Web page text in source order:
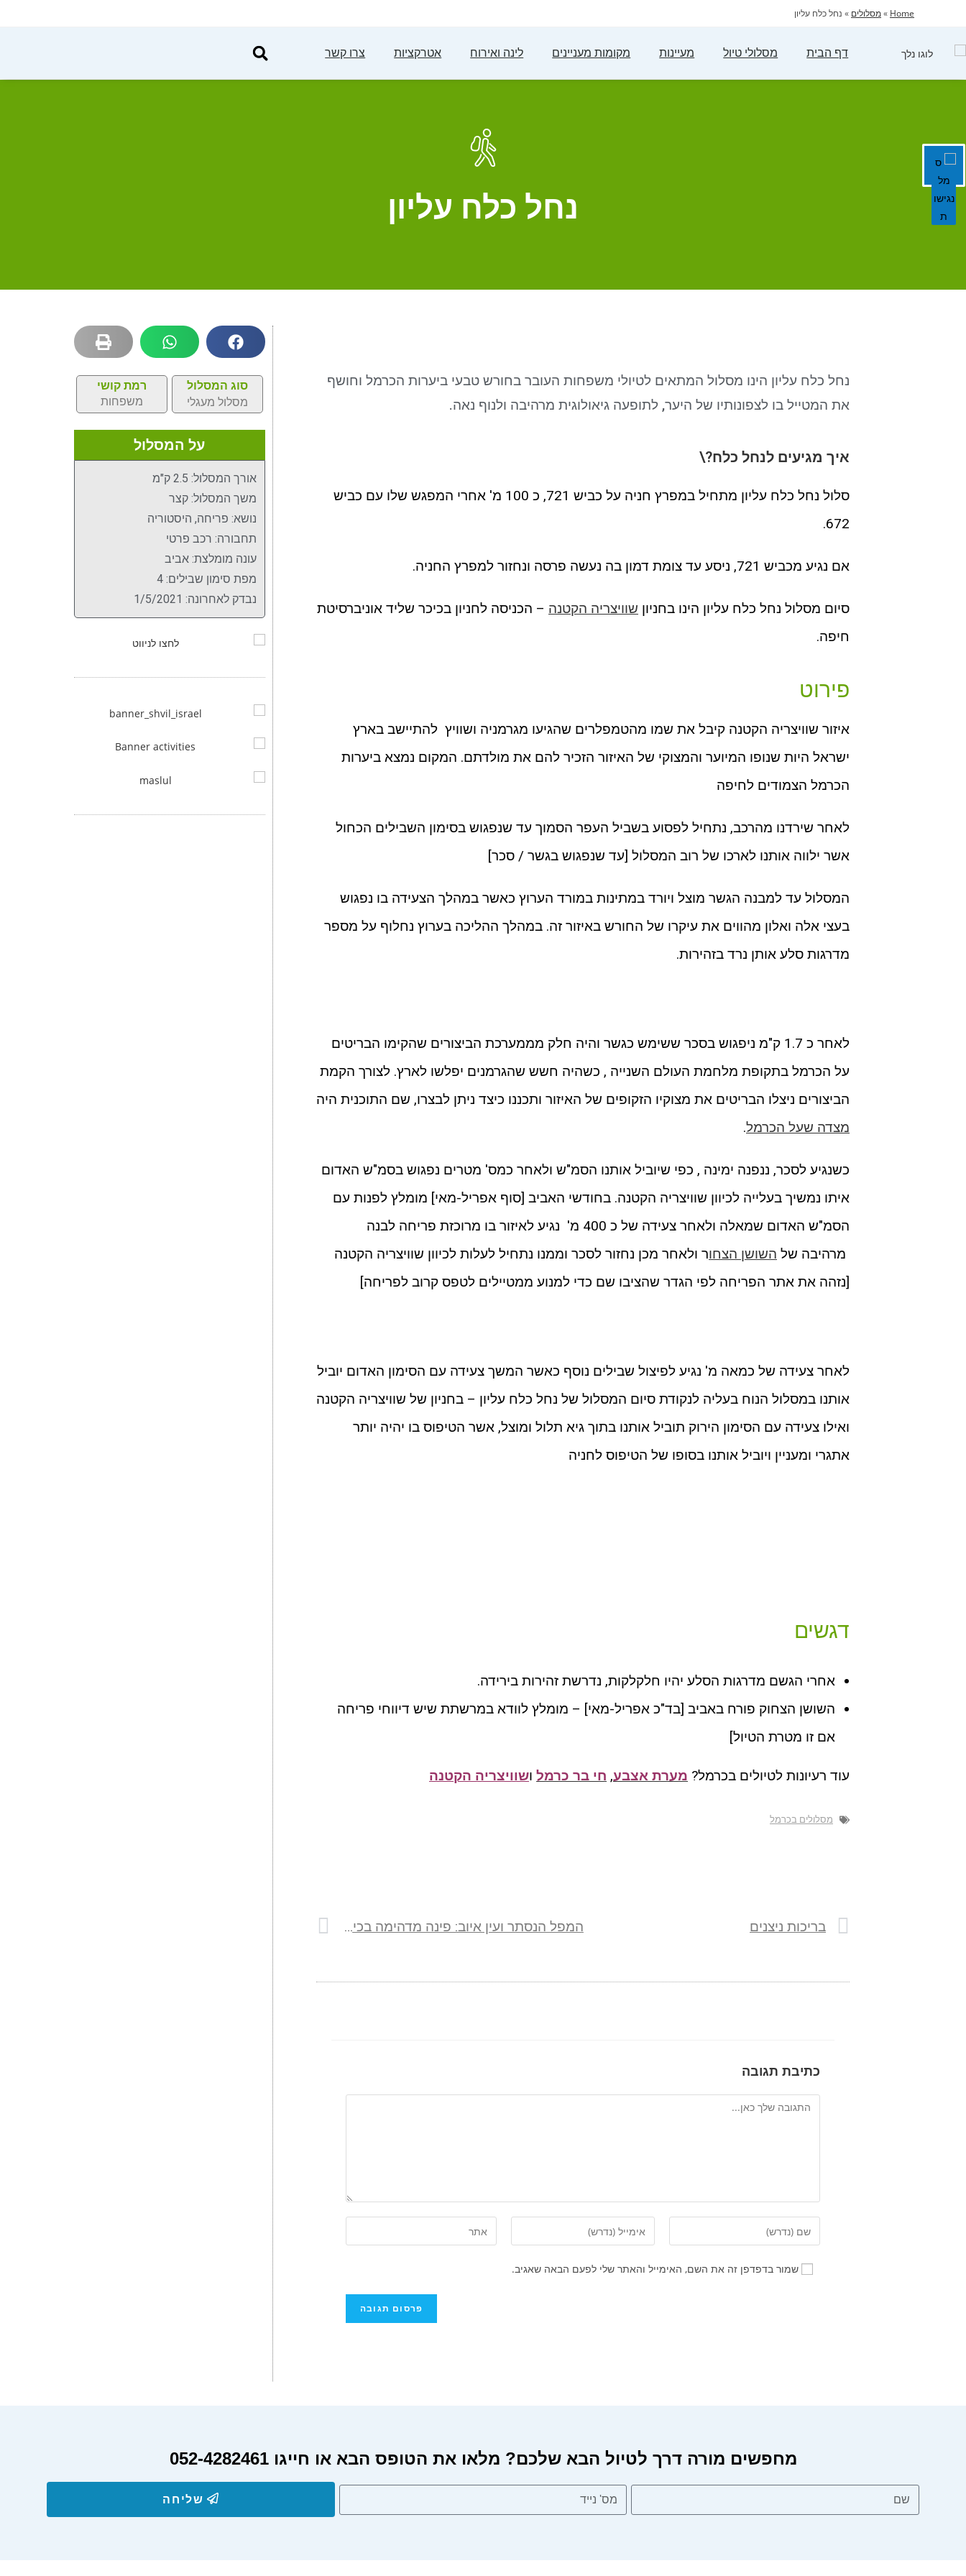
Home
»מסלולים » נחל כלח עליון
דף הבית מסלולי טיול מעיינות מקומות מעניינים לינה ואירוח אטרקציות צרו קשר
נחל כלח עליון
נחל כלח עליון הינו מסלול המתאים לטיולי משפחות העובר בחורש טבעי ביערות הכרמל וחושף
את המטייל בו לצפונותיו של היער, לתופעה גיאולוגית מרהיבה ולנוף נאה.
איך מגיעים לנחל כלח?\
סלול נחל כלח עליון מתחיל במפרץ חניה על כביש 721, כ 100 מ' אחרי המפגש שלו עם כביש
672.
אם נגיע מכביש 721, ניסע עד צומת דמון בה נעשה פרסה ונחזור למפרץ החניה.
סיום מסלול נחל כלח עליון הינו בחניון שוויצריה הקטנה – הכניסה לחניון בכיכר שליד אוניברסיטת
חיפה.
פירוט
איזור שוויצריה הקטנה קיבל את שמו מהטמפלרים שהגיעו מגרמניה ושוויץ להתיישב בארץ
ישראל היות שנופו המיוער והמצוקי של האיזור הזכיר להם את מולדתם. המקום נמצא ביערות
הכרמל הצמודים לחיפה
לאחר שירדנו מהרכב, נתחיל לפסוע בשביל העפר הסמוך עד שנפגוש בסימון השבילים הכחול
אשר ילווה אותנו לארכו של רוב המסלול [עד שנפגוש בגשר / סכר]
המסלול עד למבנה הגשר מוצל ויורד במתינות במורד הערוץ כאשר במהלך הצעידה בו נפגוש
בעצי אלה ואלון מהווים את עיקרו של החורש באיזור זה. במהלך ההליכה בערוץ נחלוף על מספר
מדרגות סלע אותן נרד בזהירות.
לאחר כ 1.7 ק"מ ניפגוש בסכר ששימש כגשר והיה חלק מממערכת הביצורים שהקימו הבריטים
על הכרמל בתקופת מלחמת העולם השנייה , כשהיה חשש שהגרמנים יפלשו לארץ. לצורך הקמת
הביצורים ניצלו הבריטים את מצוקיו הזקופים של האיזור ותכננו כיצד ניתן לבצרו, שם התוכנית היה
מצדה שעל הכרמל.
כשנגיע לסכר, ננפנה ימינה , כפי שיוביל אותנו הסמ"ש ולאחר כמס' מטרים נפגוש בסמ"ש האדום
איתו נמשיך בעלייה לכיוון שוויצריה הקטנה. בחודשי האביב [סוף אפריל-מאי] מומלץ לפנות עם
הסמ"ש האדום שמאלה ולאחר צעידה של כ 400 מ' נגיע לאיזור בו מרוכזת פריחה לבנה
מרהיבה של השושן הצחור ולאחר מכן נחזור לסכר וממנו נתחיל לעלות לכיוון שוויצריה הקטנה
[נזהה את אתר הפריחה לפי הגדר שהציבו שם כדי למנוע ממטיילים לטפס קרוב לפריחה]
לאחר צעידה של כמאה מ' נגיע לפיצול שבילים נוסף כאשר המשך צעידה עם הסימון האדום יוביל
אותנו במסלול הנוח בעליה לנקודת סיום המסלול של נחל כלח עליון – בחניון של שוויצריה הקטנה
ואילו צעידה עם הסימון הירוק תוביל אותנו בתוך גיא תלול ומוצל, אשר הטיפוס בו יהיה יותר
אתגרי ומעניין ויוביל אותנו בסופו של הטיפוס לחניה
דגשים
אחרי הגשם מדרגות הסלע יהיו חלקלקות, נדרשת זהירות בירידה.
השושן הצחוק פורח באביב [בד"כ אפריל-מאי] – מומלץ לוודא במרשתת שיש דיווחי פריחה
אם זו מטרת הטיול]
עוד רעיונות לטיולים בכרמל? מערת אצבע, חי בר כרמל ושוויצריה הקטנה
מסלולים בכרמל
בריכות ניצנים המפל הנסתר ועין איוב: פינה מדהימה בכינרת
כתיבת תגובה
שמור בדפדפן זה את השם, האימייל והאתר שלי לפעם הבאה שאגיב.
סוג המסלול
מסלול מעגלי
רמת קושי
משפחות
על המסלול
אורך המסלול: 2.5 ק"מ
משך המסלול: קצר
נושא: פריחה, היסטוריה
תחבורה: רכב פרטי
עונה מומלצת: אביב
מפת סימון שבילים: 4
נבדק לאחרונה: 1/5/2021
מחפשים מורה דרך לטיול הבא שלכם? מלאו את הטופס הבא או חייגו 052-4282461
שליחה